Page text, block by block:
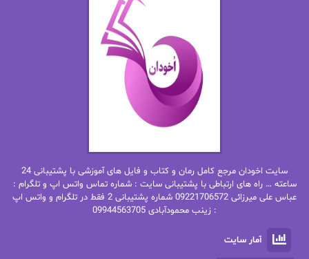
امیر فرهی
باران
بهار سلطانی
بهاره شیرازی
بهاره.م
بیتا فرخی
پاتریشیا ویلسون پرتو فرهمند
پرستو اسحقی
پرستو مهاجر
سایت اخودان مرجع کامل رمان و کتاب و فایل های آموزشی با پشتیبانی 24
ساعته … راه های ارتباطی با پشتیبانی سایت : شماره تماس واتس اپ و تلگرام :
عباس علی میرزائی 09221706572 شماره پشتیبانی 2 فقط در تلگرام و واتس اپ
: زینب محمودآبادی 09944563705
آمار سایت